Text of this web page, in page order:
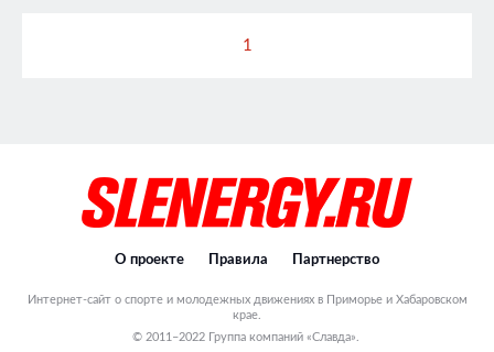
1
О проекте Правила Партнерство
Интернет-сайт о спорте и молодежных движениях в Приморье и Хабаровском
крае.
© 2011–2022 Группа компаний «Славда».